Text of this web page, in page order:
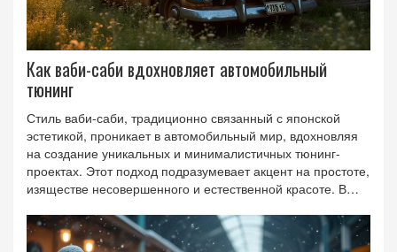
Как ваби-саби вдохновляет автомобильный
тюнинг
Стиль ваби-саби, традиционно связанный с японской
эстетикой, проникает в автомобильный мир, вдохновляя
на создание уникальных и минималистичных тюнинг-
проектах. Этот подход подразумевает акцент на простоте,
изяществе несовершенного и естественной красоте. В
материалов, форме и даже в выцветших или потёртых
элементах дизайна. Подход ваби-саби позволяет